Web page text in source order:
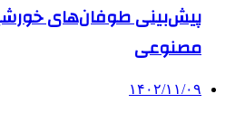
پیش‌بینی طوفان‌های
مصنوعی
۱۴۰۲/۱۱/۰۹